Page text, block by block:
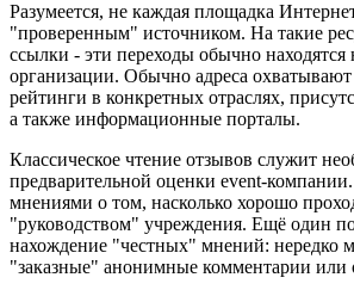
Разумеется, не каждая площадка
"проверенным" источником. На такие
ссылки - эти переходы обычно находятся
организации. Обычно адреса
рейтинги в конкретных отраслях,
а также информационные порталы.
Классическое чтение отзывов служит
предварительной оценки event-
мнениями о том, насколько хорошо
"руководством" учреждения. Ещё один
нахождение "честных" мнений: нередко
"заказные" анонимные комментарии или